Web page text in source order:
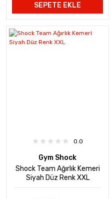
SEPETE EKLE
0.0
Gym Shock
Shock Team Ağırlık Kemeri
Siyah Düz Renk XXL